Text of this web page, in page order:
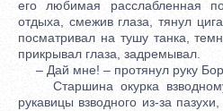
его любимая расслабленная
отдыха, смежив глаза, тянул
посматривал на тушу танка,
прикрывал глаза, задремывал.
– Дай мне! – протянул руку
Старшина окурка
рукавицы взводного из-за